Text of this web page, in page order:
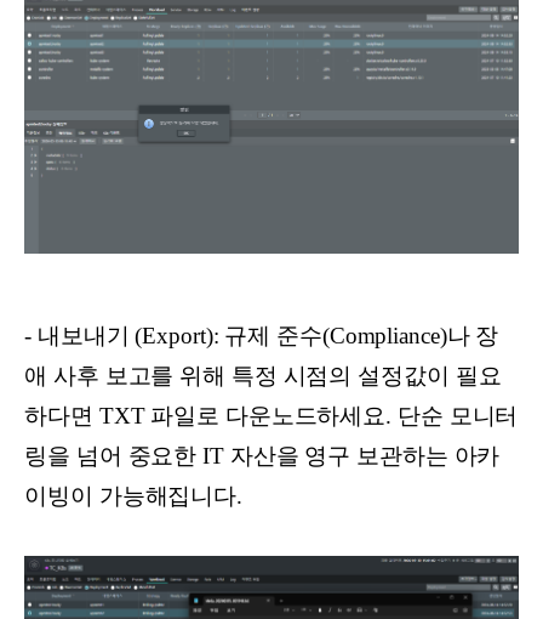
- 내보내기 (Export): 규제 준수(Compliance)나 장
애 사후 보고를 위해 특정 시점의 설정값이 필요
하다면 TXT 파일로 다운노드하세요. 단순 모니터
링을 넘어 중요한 IT 자산을 영구 보관하는 아카
이빙이 가능해집니다.